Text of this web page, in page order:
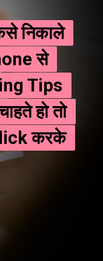
निकाले
से
Tips
हो तो
करके
निकाले
से
Tips
हो तो
करके